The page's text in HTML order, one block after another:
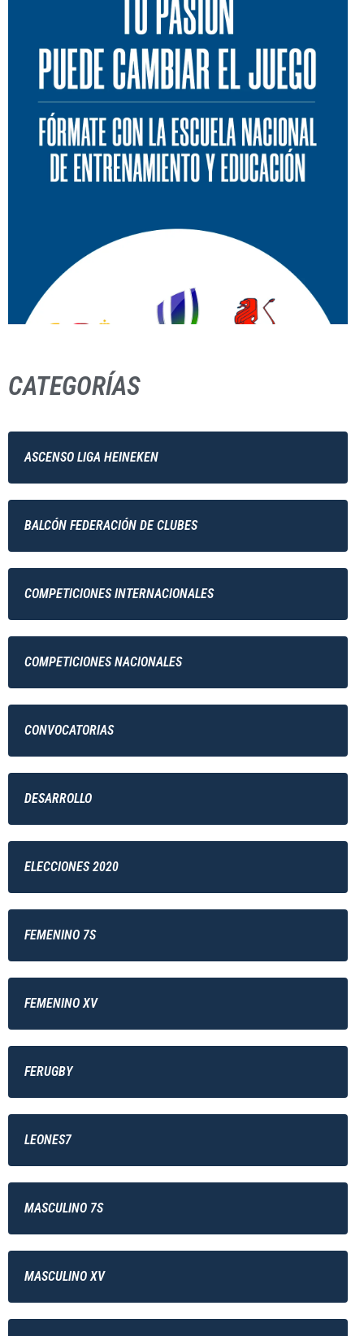
CATEGORÍAS
ASCENSO LIGA HEINEKEN
BALCÓN FEDERACIÓN DE CLUBES
COMPETICIONES INTERNACIONALES
COMPETICIONES NACIONALES
CONVOCATORIAS
DESARROLLO
ELECCIONES 2020
FEMENINO 7S
FEMENINO XV
FERUGBY
LEONES7
MASCULINO 7S
MASCULINO XV